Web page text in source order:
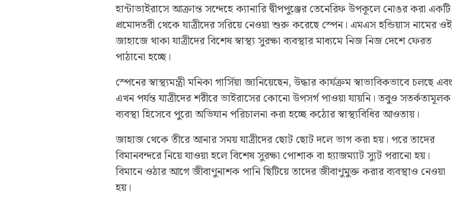
হান্টাভাইরাসে আক্রান্ত সন্দেহে ক্যানারি দ্বীপপুঞ্জের তেনেরিফ উপকূলে নোঙর করা একটি
প্রমোদতরী থেকে যাত্রীদের সরিয়ে নেওয়া শুরু করেছে স্পেন। এমএস হন্ডিয়াস নামের ওই
জাহাজে থাকা যাত্রীদের বিশেষ স্বাস্থ্য সুরক্ষা ব্যবস্থার মাধ্যমে নিজ নিজ দেশে ফেরত
পাঠানো হচ্ছে।
স্পেনের স্বাস্থ্যমন্ত্রী মনিকা গার্সিয়া জানিয়েছেন, উদ্ধার কার্যক্রম স্বাভাবিকভাবে চলছে এবং
এখন পর্যন্ত যাত্রীদের শরীরে ভাইরাসের কোনো উপসর্গ পাওয়া যায়নি। তবুও সতর্কতামূলক
ব্যবস্থা হিসেবে পুরো অভিযান পরিচালনা করা হচ্ছে কঠোর স্বাস্থ্যবিধির আওতায়।
জাহাজ থেকে তীরে আনার সময় যাত্রীদের ছোট ছোট দলে ভাগ করা হয়। পরে তাদের
বিমানবন্দরে নিয়ে যাওয়া হলে বিশেষ সুরক্ষা পোশাক বা হ্যাজম্যাট স্যুট পরানো হয়।
বিমানে ওঠার আগে জীবাণুনাশক পানি ছিটিয়ে তাদের জীবাণুমুক্ত করার ব্যবস্থাও নেওয়া
হয়।